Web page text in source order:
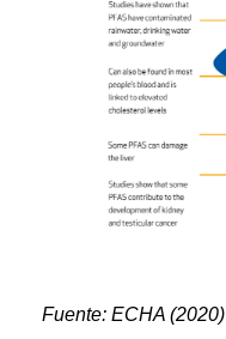
Fuente: ECHA (2020)